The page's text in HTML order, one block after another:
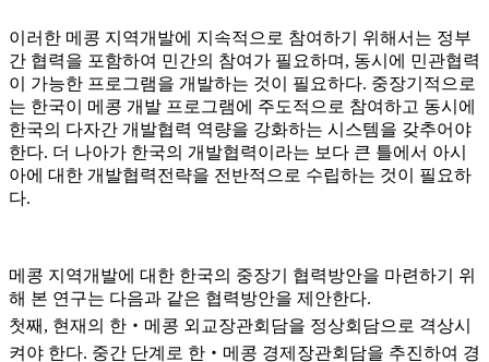
이러한 메콩 지역개발에 지속적으로 참여하기 위해서는 정부
간 협력을 포함하여 민간의 참여가 필요하며, 동시에 민관협력
이 가능한 프로그램을 개발하는 것이 필요하다. 중장기적으로
는 한국이 메콩 개발 프로그램에 주도적으로 참여하고 동시에
한국의 다자간 개발협력 역량을 강화하는 시스템을 갖추어야
한다. 더 나아가 한국의 개발협력이라는 보다 큰 틀에서 아시
아에 대한 개발협력전략을 전반적으로 수립하는 것이 필요하
다.
메콩 지역개발에 대한 한국의 중장기 협력방안을 마련하기 위
해 본 연구는 다음과 같은 협력방안을 제안한다.
첫째, 현재의 한‧메콩 외교장관회담을 정상회담으로 격상시
켜야 한다. 중간 단계로 한‧메콩 경제장관회담을 추진하여 경